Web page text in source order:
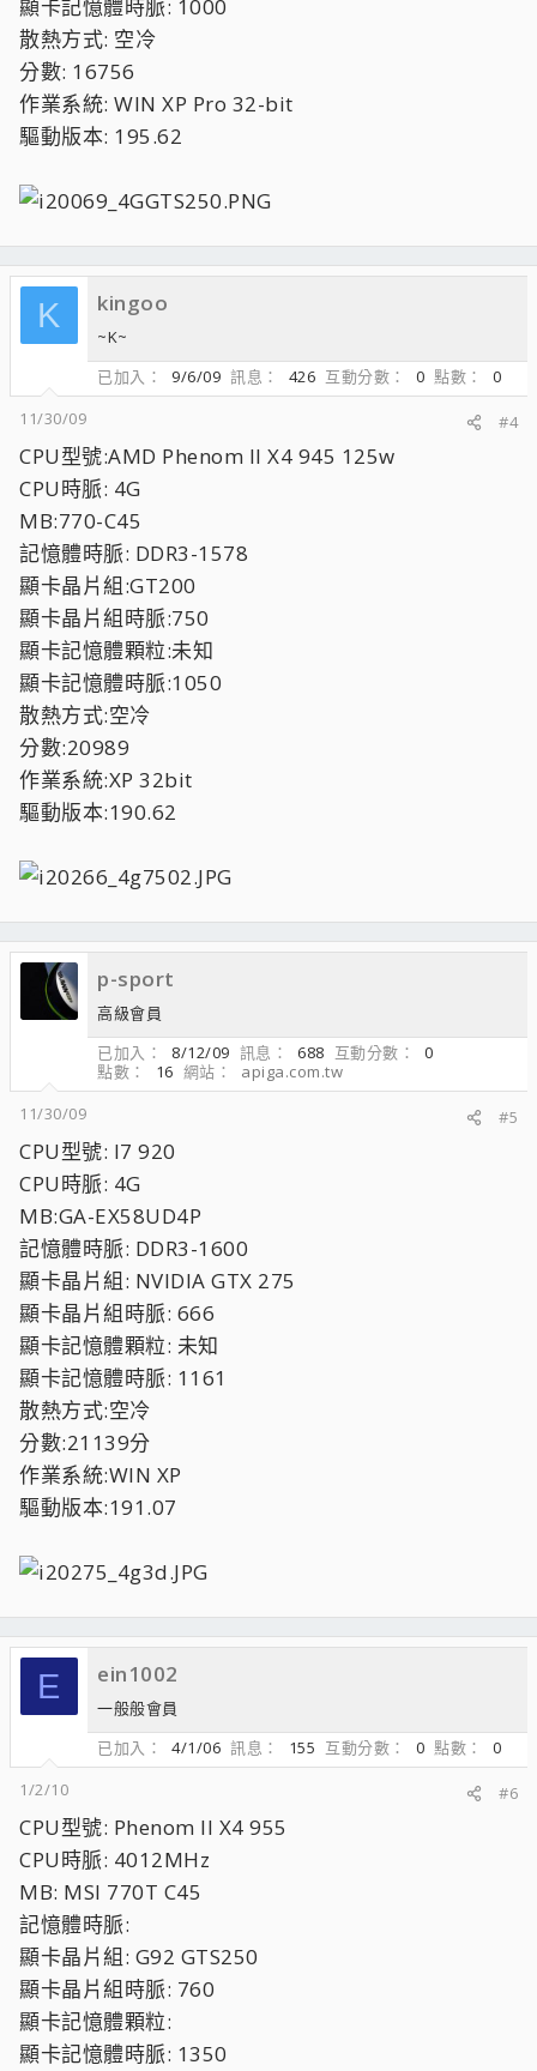
顯卡記憶體時脈: 1000
散熱方式: 空冷
分數: 16756
作業系統: WIN XP Pro 32-bit
驅動版本: 195.62
K kingoo
~K~
已加入
9/6/09 訊息 426 互動分數 0 點數
0
11/30/09
#4
CPU型號:AMD Phenom II X4 945 125w
CPU時脈: 4G
MB:770-C45
記憶體時脈: DDR3-1578
顯卡晶片組:GT200
顯卡晶片組時脈:750
顯卡記憶體顆粒:未知
顯卡記憶體時脈:1050
散熱方式:空冷
分數:20989
作業系統:XP 32bit
驅動版本:190.62
p-sport
高級會員
已加入
8/12/09 訊息 688 互動分數
0
點數
16 網站
apiga.com.tw
11/30/09
#5
CPU型號: I7 920
CPU時脈: 4G
MB:GA-EX58UD4P
記憶體時脈: DDR3-1600
顯卡晶片組: NVIDIA GTX 275
顯卡晶片組時脈: 666
顯卡記憶體顆粒: 未知
顯卡記憶體時脈: 1161
散熱方式:空冷
分數:21139分
作業系統:WIN XP
驅動版本:191.07
E ein1002
一般般會員
已加入
4/1/06 訊息 155 互動分數 0 點數
0
1/2/10
#6
CPU型號: Phenom II X4 955
CPU時脈: 4012MHz
MB: MSI 770T C45
記憶體時脈:
顯卡晶片組: G92 GTS250
顯卡晶片組時脈: 760
顯卡記憶體顆粒:
顯卡記憶體時脈: 1350